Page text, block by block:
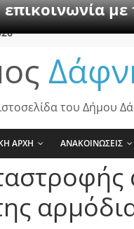
επικοινωνία
του Δήμου
ΑΡΧΗ ΑΝΑΚΟΙΝΩΣΕΙΣ